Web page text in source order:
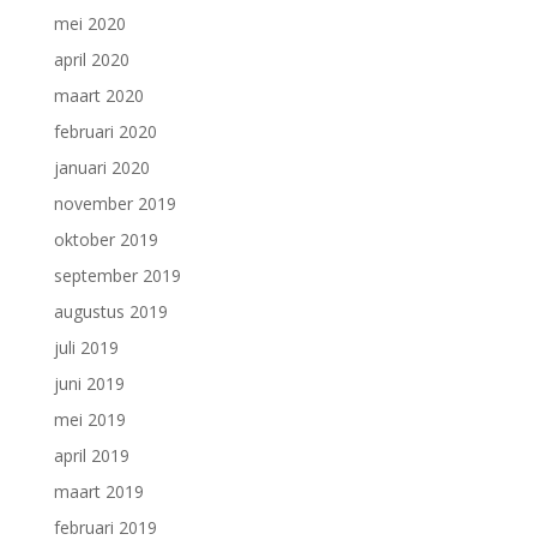
mei 2020
april 2020
maart 2020
februari 2020
januari 2020
november 2019
oktober 2019
september 2019
augustus 2019
juli 2019
juni 2019
mei 2019
april 2019
maart 2019
februari 2019